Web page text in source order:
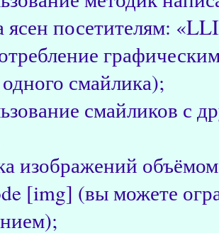
ясен посетителям:
смайлика);
смайликов с
изображений
[img] (вы можете